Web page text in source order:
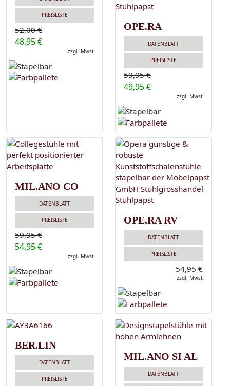
PREISLISTE
52,00 €
48,95 €
zzgl. Mwst
OPE.RA
DATENBLATT
PREISLISTE
59,95 €
49,95 €
zzgl. Mwst
MIL.ANO CO
DATENBLATT
PREISLISTE
59,95 €
54,95 €
zzgl. Mwst
OPE.RA RV
DATENBLATT
PREISLISTE
54,95 €
zzgl. Mwst
BER.LIN
DATENBLATT
PREISLISTE
MIL.ANO SI AL
DATENBLATT